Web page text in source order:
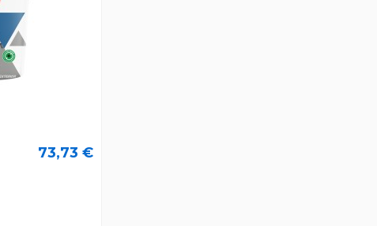
73,73 €